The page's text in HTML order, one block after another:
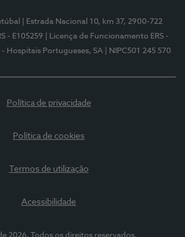
| Estrada Nacional 10, km 37, 2900-722
- E105259
| Licença de Funcionamento ERS -
- Hospitais Portugueses, SA | NIPC501 245 570
Política de privacidade
Política de cookies
Termos de utilização
Acessibilidade